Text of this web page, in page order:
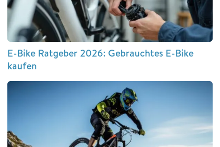
E-Bike Ratgeber 2026: Gebrauchtes E-Bike
kaufen